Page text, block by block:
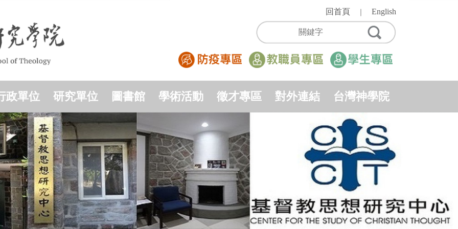
回首頁 ｜English
政單位 研究單位 圖書館 學術活動 徵才專區 對外連結 台灣神學院